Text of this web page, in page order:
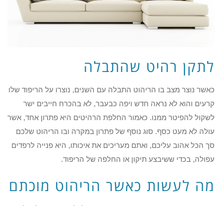
לתקן רהיט שהתבלה
כאשר נוצר מצב בו הריהוט התבלה עם השנים, נוצרו על הריפוד שלו
קרעים והוא לא נראה חדש ויפה כבעבר, לא בהכרח חייבים ישר
לשקול להפיטר ממנו. כאמור החלפת הרהיטים היא פתרון אחד, אשר
עולה לא מעט כסף. סוג נוסף של פתרון במקרה ובו הריהוט שלכם
סך הכל אהוב עליכם, ואתם מעריכים את איכותו, היא פנייה לרפדים
עפולה, בכדי ששיבצע תיקון או החלפה של הריפוד.
מה לעשות כאשר הריהוט מוכתם